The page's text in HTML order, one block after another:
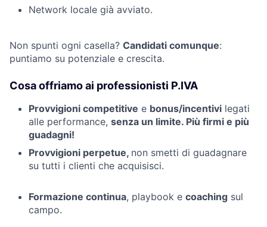
Network locale già avviato.
Non spunti ogni casella? Candidati comunque:
puntiamo su potenziale e crescita.
Cosa offriamo ai professionisti P.IVA
Provvigioni competitive e bonus/incentivi legati
alle performance, senza un limite. Più firmi e più
guadagni!
Provvigioni perpetue, non smetti di guadagnare
su tutti i clienti che acquisisci.
Formazione continua, playbook e coaching sul
campo.